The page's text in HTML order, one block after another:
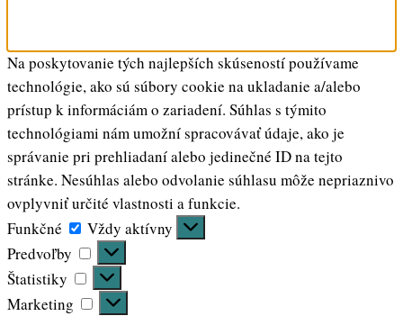
Na poskytovanie tých najlepších skúseností používame
technológie, ako sú súbory cookie na ukladanie a/alebo
prístup k informáciám o zariadení. Súhlas s týmito
technológiami nám umožní spracovávať údaje, ako je
správanie pri prehliadaní alebo jedinečné ID na tejto
stránke. Nesúhlas alebo odvolanie súhlasu môže nepriaznivo
ovplyvniť určité vlastnosti a funkcie.
Funkčné
Funkčné
Vždy aktívny
Predvoľby
Predvoľby
Štatistiky
Štatistiky
Marketing
Marketing